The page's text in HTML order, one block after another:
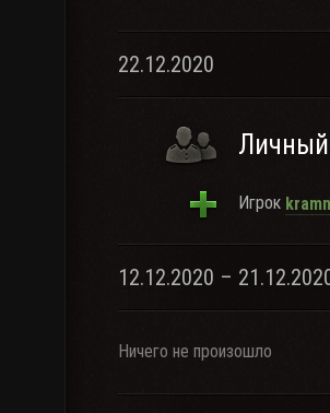
22.12.2020
Личный
Игрок
12.12.2020 –
Ничего не произошло